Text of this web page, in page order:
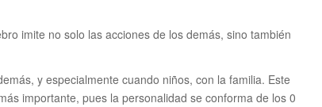
imite no solo las acciones de los demás, sino también
y especialmente cuando niños, con la familia. Este
importante, pues la personalidad se conforma de los 0